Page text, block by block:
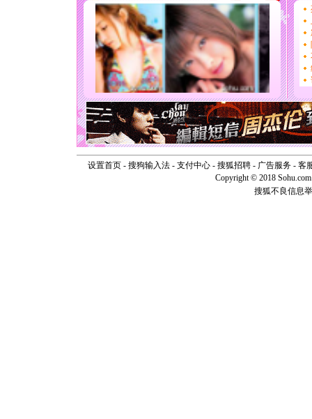
片叶子
送你一
[圣诞节]
你太多
要平安
[圣诞节]
能正大
天都要快
[圣诞节]
如意,快
[元旦]看
断电。爱
你是我专
[元旦]
如
起；二是
离。水晶
[元旦]当
设置首页- 搜狗输入法- 支付中心- 搜狐招聘- 广告服务- 客
Copyright © 2018
搜狐不良信息